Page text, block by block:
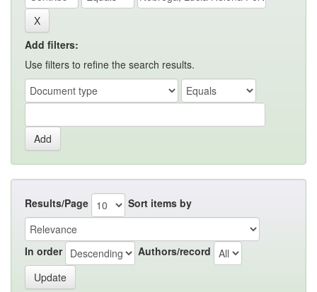
Add filters:
Use filters to refine the search results.
Results/Page Sort items by
In order Authors/record